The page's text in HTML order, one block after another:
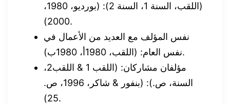
(اللقب، السنة 1، السنة 2): (بورديو، 1980،
2000).
نفس المؤلف مع العديد من الأعمال في
نفس العام: (اللقب، 1980أ، 1980ب).
مؤلفان مشاركان: (اللقب 1 & اللقب2،
السنة، ص.): (بنفور & شاكر، 1996، ص.
25).